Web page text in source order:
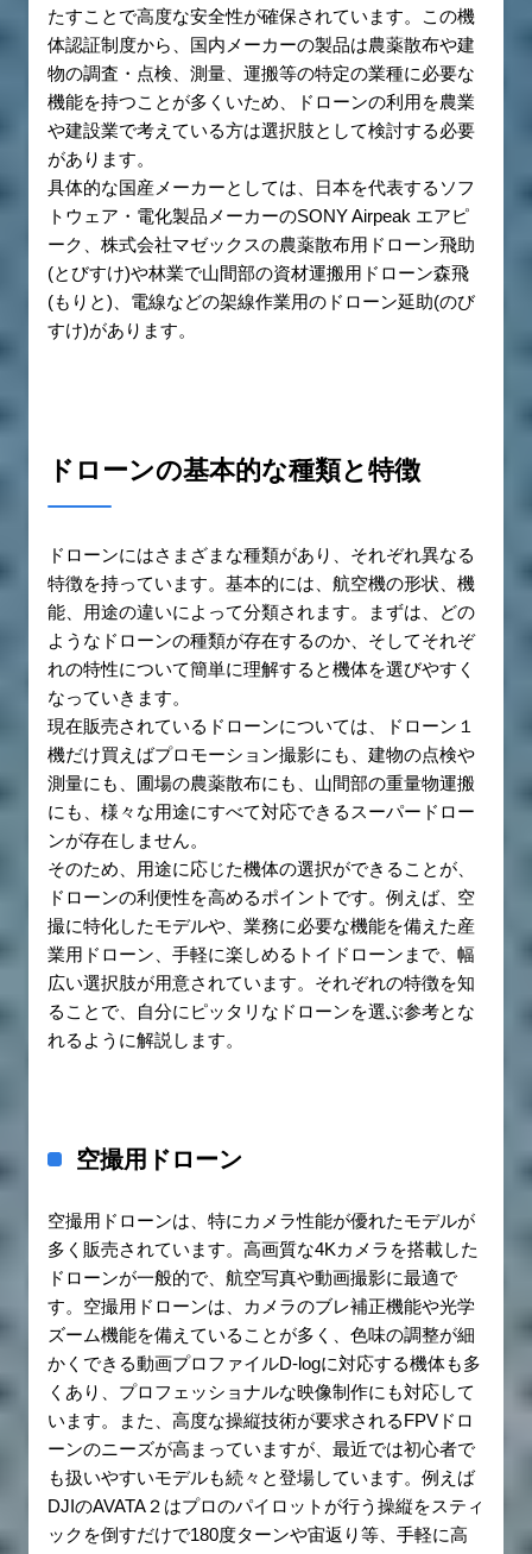
たすことで高度な安全性が確保されています。この機
体認証制度から、国内メーカーの製品は農薬散布や建
物の調査・点検、測量、運搬等の特定の業種に必要な
機能を持つことが多くいため、ドローンの利用を農業
や建設業で考えている方は選択肢として検討する必要
があります。
具体的な国産メーカーとしては、日本を代表するソフ
トウェア・電化製品メーカーのSONY Airpeak エアピ
ーク、株式会社マゼックスの農薬散布用ドローン飛助
(とびすけ)や林業で山間部の資材運搬用ドローン森飛
(もりと)、電線などの架線作業用のドローン延助(のび
すけ)があります。
ドローンの基本的な種類と特徴
ドローンにはさまざまな種類があり、それぞれ異なる
特徴を持っています。基本的には、航空機の形状、機
能、用途の違いによって分類されます。まずは、どの
ようなドローンの種類が存在するのか、そしてそれぞ
れの特性について簡単に理解すると機体を選びやすく
なっていきます。
現在販売されているドローンについては、ドローン１
機だけ買えばプロモーション撮影にも、建物の点検や
測量にも、圃場の農薬散布にも、山間部の重量物運搬
にも、様々な用途にすべて対応できるスーパードロー
ンが存在しません。
そのため、用途に応じた機体の選択ができることが、
ドローンの利便性を高めるポイントです。例えば、空
撮に特化したモデルや、業務に必要な機能を備えた産
業用ドローン、手軽に楽しめるトイドローンまで、幅
広い選択肢が用意されています。それぞれの特徴を知
ることで、自分にピッタリなドローンを選ぶ参考とな
れるように解説します。
空撮用ドローン
空撮用ドローンは、特にカメラ性能が優れたモデルが
多く販売されています。高画質な4Kカメラを搭載した
ドローンが一般的で、航空写真や動画撮影に最適で
す。空撮用ドローンは、カメラのブレ補正機能や光学
ズーム機能を備えていることが多く、色味の調整が細
かくできる動画プロファイルD-logに対応する機体も多
くあり、プロフェッショナルな映像制作にも対応して
います。また、高度な操縦技術が要求されるFPVドロ
ーンのニーズが高まっていますが、最近では初心者で
も扱いやすいモデルも続々と登場しています。例えば
DJIのAVATA２はプロのパイロットが行う操縦をスティ
ックを倒すだけで180度ターンや宙返り等、手軽に高